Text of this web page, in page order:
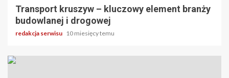
Transport kruszyw – kluczowy element branży
budowlanej i drogowej
redakcja serwisu 10 miesięcy temu